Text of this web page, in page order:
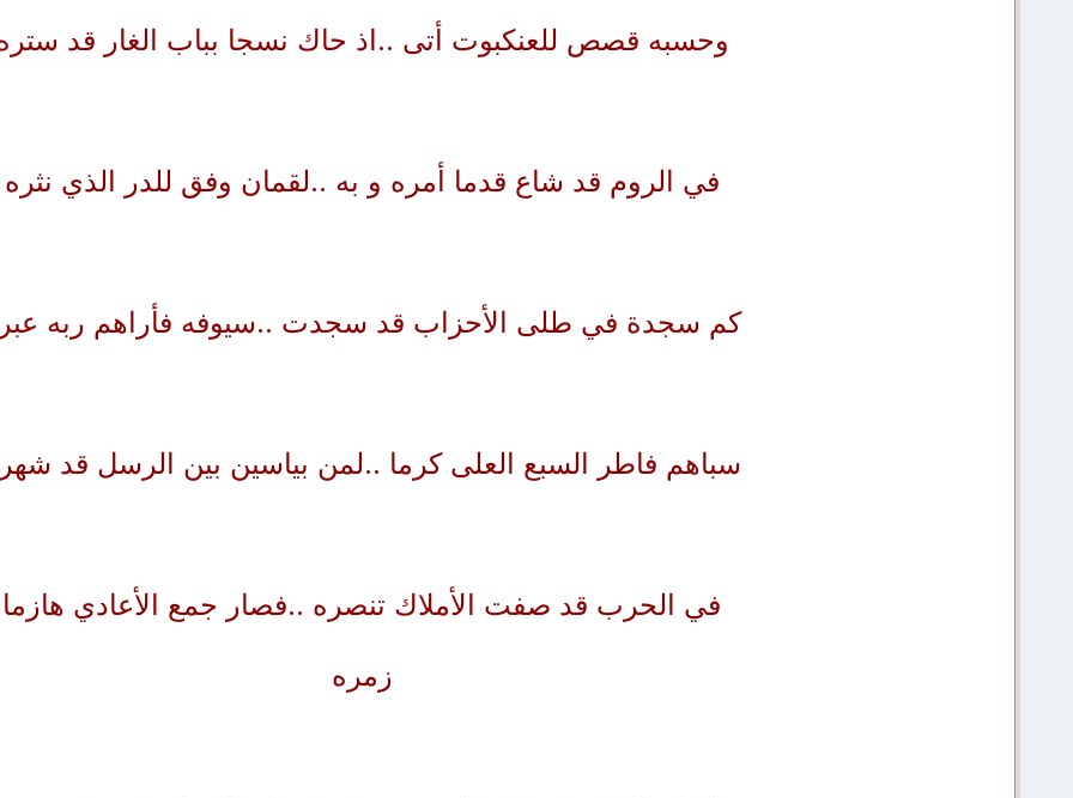
وحسبه قصص للعنكبوت أتى ..اذ حاك نسجا بباب الغار قد
في الروم قد شاع قدما أمره و به ..لقمان وفق للدر الذي نثره
كم سجدة في طلى‏ الأحزاب قد سجدت ..سيوفه فأراهم ربه
سباهم فاطر السبع العلى كرما ..لمن بياسين بين الرسل قد
في الحرب قد صفت الأملاك تنصره ..فصار جمع الأعادي هازما
زمره